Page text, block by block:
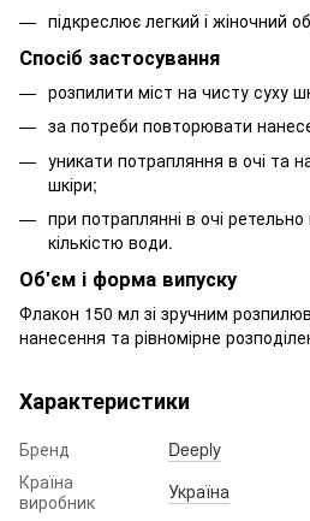
підкреслює легкий і жіночний
Спосіб застосування
розпилити міст на чисту суху
за потреби повторювати
уникати потрапляння в очі та
шкіри;
при потраплянні в очі
кількістю води.
Об'єм і форма випуску
Флакон 150 мл зі зручним
нанесення та рівномірне
Характеристики
Бренд
Deeply
Країна
виробник
Україна